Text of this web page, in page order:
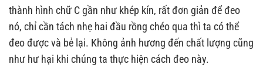
thành hình chữ C gần như khép kín, rất đơn giản để đeo
nó, chỉ cần tách nhẹ hai đầu rồng chéo qua thì ta có thể
đeo được và bẻ lại. Không ảnh hương đến chất lượng cũng
như hư hại khi chúng ta thực hiện cách đeo này.